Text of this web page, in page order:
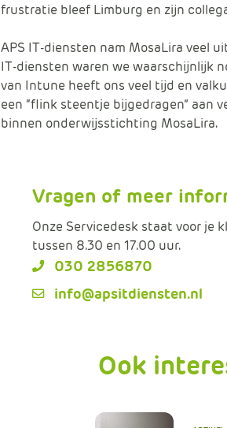
frustratie bleef Limburg en zijn
APS IT-diensten nam MosaLira veel
IT-diensten waren we waarschijnlijk
van Intune heeft ons veel tijd en
een “flink steentje bijgedragen” aan
binnen onderwijsstichting MosaLira.
Vragen of meer
Onze Servicedesk staat voor je
tussen 8.30 en 17.00 uur.
030 2856870
info@apsitdiensten.nl
Ook